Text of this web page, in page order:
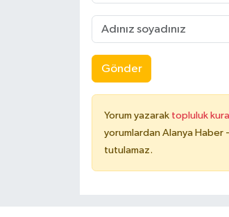
Gönder
Yorum yazarak topluluk
yorumlardan Alanya Haber
tutulamaz.